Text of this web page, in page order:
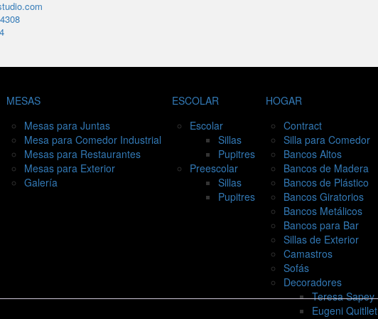
MESAS
Mesas para Juntas
Mesa para Comedor Industrial
Mesas para Restaurantes
Mesas para Exterior
Galería
ESCOLAR
Escolar
Sillas
Pupitres
Preescolar
Sillas
Pupitres
HOGAR
Contract
Silla para Comedor
Bancos Altos
Bancos de Madera
Bancos de Plástico
Bancos Giratorios
Bancos Metálicos
Bancos para Bar
Sillas de Exterior
Camastros
Sofás
Decoradores
Teresa Sapey
Eugeni Quitllet